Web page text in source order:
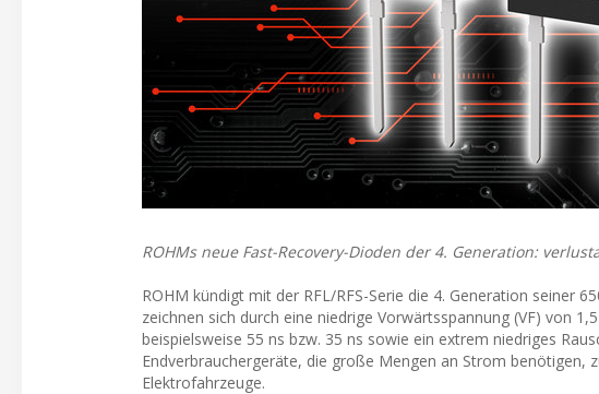
ROHMs neue Fast-Recovery-Dioden der 4. Generation:
ROHM kündigt mit der RFL/RFS-Serie die 4. Generation seiner
zeichnen sich durch eine niedrige Vorwärtsspannung (VF) von
beispielsweise 55 ns bzw. 35 ns sowie ein extrem niedriges
Endverbrauchergeräte, die große Mengen an Strom benötigen,
Elektrofahrzeuge.